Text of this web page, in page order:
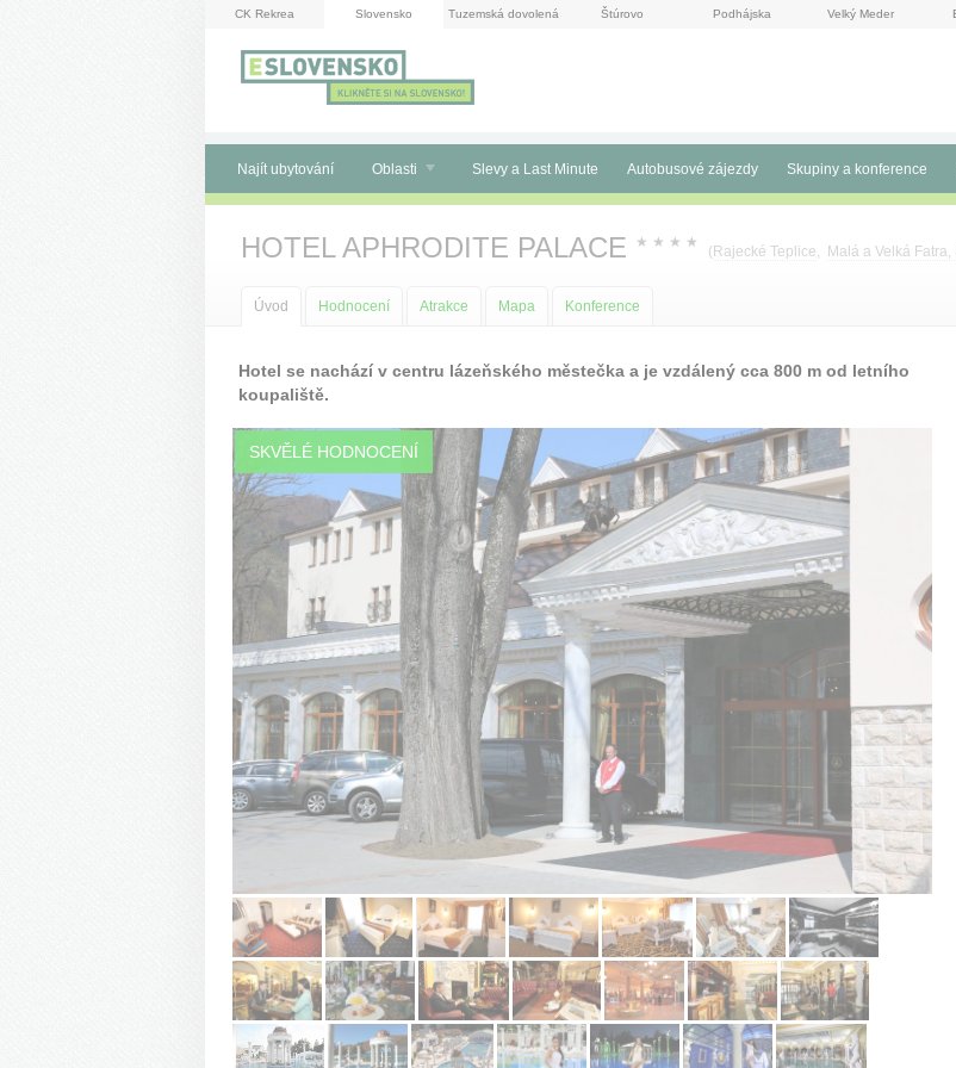
CK Rekrea Slovensko Tuzemská dovolená Štúrovo Podhájska Velký Meder
Najít ubytování Oblasti Slevy a Last Minute Autobusové zájezdy Skupiny a konference
HOTEL APHRODITE PALACE ★ ★ ★ ★
( Rajecké Teplice, Malá a Velká Fatra,
Úvod Hodnocení Atrakce Mapa Konference
Hotel se nachází v centru lázeňského městečka a je vzdálený cca 800 m od letního
koupaliště.
SKVĚLÉ HODNOCENÍ